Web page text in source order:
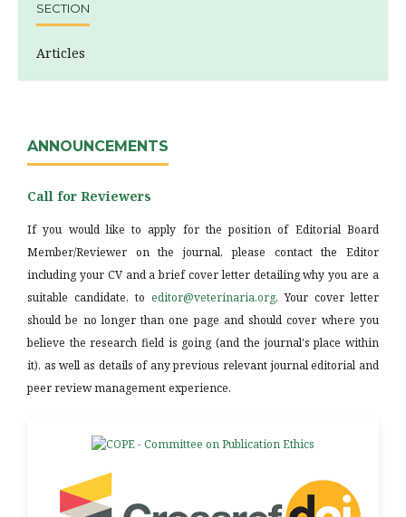
SECTION
Articles
ANNOUNCEMENTS
Call for Reviewers
If you would like to apply for the position of Editorial Board
Member/Reviewer on the journal, please contact the Editor
including your CV and a brief cover letter detailing why you are a
suitable candidate, to editor@veterinaria.org. Your cover letter
should be no longer than one page and should cover where you
believe the research field is going (and the journal's place within
it), as well as details of any previous relevant journal editorial and
peer review management experience.